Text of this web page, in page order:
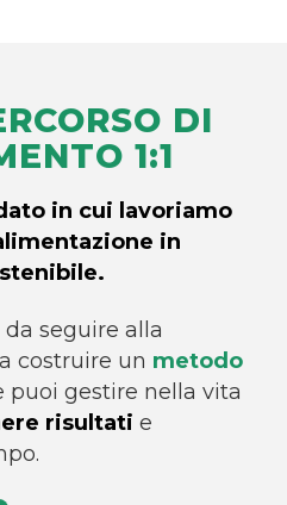
DI
1:1
in cui lavoriamo
in
seguire alla
costruire un metodo
puoi gestire nella vita
risultati e